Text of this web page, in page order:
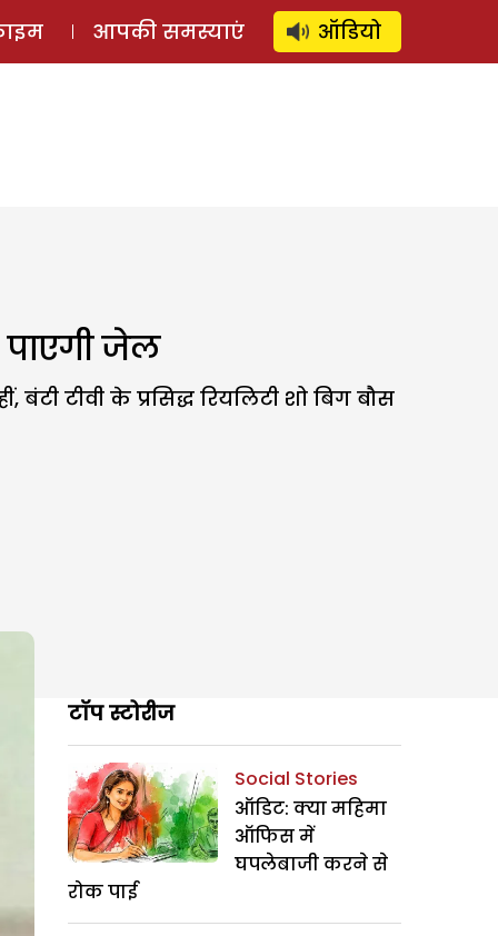
लॉग इन ⚲ SUBSCRIBE
आपकी समस्याएं ऑडियो
पाएगी जेल
टीवी के प्रसिद्ध रियलिटी शो बिग बौस
टॉप स्टोरीज
Social Stories
ऑडिट: क्या महिमा
ऑफिस में
घपलेबाजी करने से
रोक पाई